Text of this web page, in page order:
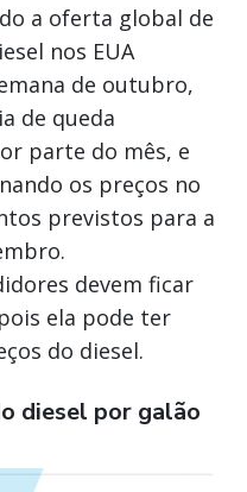
a oferta global de
nos EUA
de outubro,
de queda
parte do mês, e
os preços no
previstos para a
devem ficar
ela pode ter
do diesel.
diesel por galão